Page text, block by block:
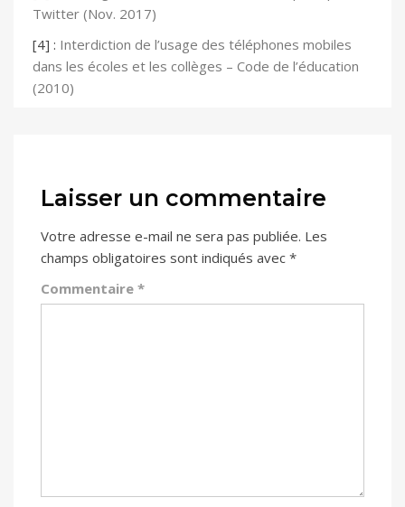
Twitter (Nov. 2017)
[4] : Interdiction de l’usage des téléphones mobiles
dans les écoles et les collèges – Code de l’éducation
(2010)
Laisser un commentaire
Votre adresse e-mail ne sera pas publiée. Les
champs obligatoires sont indiqués avec *
Commentaire *